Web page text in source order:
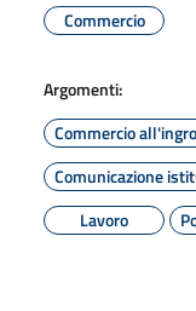
Commercio
Argomenti:
Commercio
Comunicazione
Lavoro